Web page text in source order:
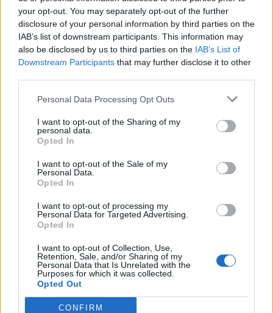
your opt-out. You may separately opt-out of the further
disclosure of your personal information by third parties on the
IAB’s list of downstream participants. This information may
also be disclosed by us to third parties on the IAB’s List of
Downstream Participants that may further disclose it to other
Personal Data Processing Opt Outs
I want to opt-out of the Sharing of my
personal data.
Opted In
I want to opt-out of the Sale of my
Personal Data.
Opted In
I want to opt-out of processing my
Personal Data for Targeted Advertising.
Opted In
I want to opt-out of Collection, Use,
Retention, Sale, and/or Sharing of my
Personal Data that Is Unrelated with the
Purposes for which it was collected.
Opted Out
CONFIRM
Ακολουθήστε το Pink.gr στοGoogle News και μάθετε
πρώτοιτα πιο hot νέα.